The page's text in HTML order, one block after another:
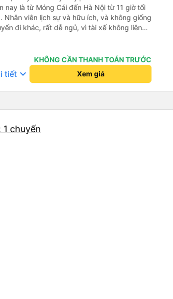
nay là từ Móng Cái đến Hà Nội từ 11 giờ tối
Nhân viên lịch sự và hữu ích, và không giống
đi khác, rất dễ ngủ, vì tài xế không liên
thức dậy lúc 4:30 sáng để kịp đi vệ sinh, và
một chiếc giường cỡ queen thấp với chiều
có thể vừa với giày và ba lô của mình. Cổng
và với gói cước 8 gb/ngày của Viettel, tôi có
nhiều việc để làm với hàng xóm của bạn!)
KHÔNG CẦN THANH TOÁN TRƯỚC
tiết keyboard_arrow_down Xem giá
chuyến